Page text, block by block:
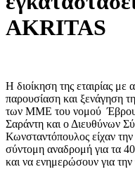
ΑΚRITAS
Η διοίκηση της εταιρίας
παρουσίαση και ξενάγηση
των ΜΜΕ του νομού
Σαράντη και ο Διευθύνων
Κωνσταντόπουλος είχαν
σύντομη αναδρομή για τα 40
και να ενημερώσουν για την